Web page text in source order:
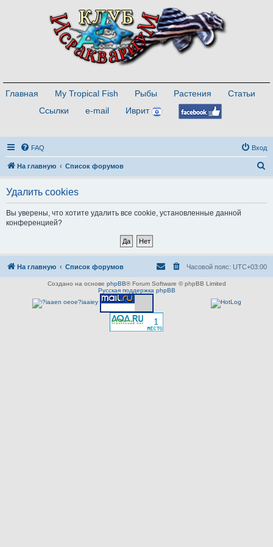
Главная My Tropical Fish Рыбы Растения
Статьи
Ссылки
e-mail Иврит
FAQ Вход
На главную Список форумов
Удалить cookies
Вы уверены, что хотите удалить все cookie, установленные данной
конференцией?
На главную Список форумов Часовой пояс: UTC+03:00
Создано на основе phpBB® Forum Software © phpBB Limited
Русская поддержка phpBB